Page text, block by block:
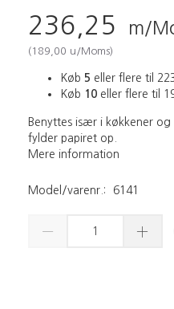
236,25 m/
(189,00 u/Moms)
Køb 5 eller flere til
Køb 10 eller flere til
Benyttes især i køkkener
fylder papiret op.
Mere information
Model/varenr.: 6141